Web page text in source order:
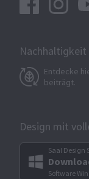
Nachhaltigkeit
Entdecke
beiträgt.
Design mit
Saal Design
Software